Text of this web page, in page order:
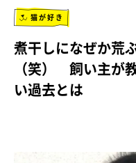
猫が好き
煮干しになぜか荒
（笑） 飼い主が
い過去とは